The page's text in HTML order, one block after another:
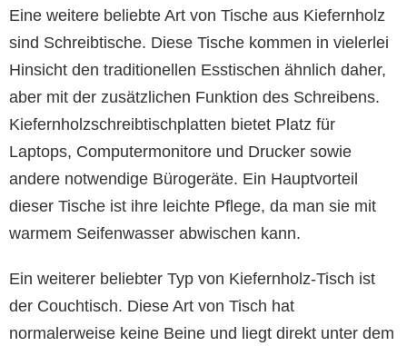
Eine weitere beliebte Art von Tische aus Kiefernholz
sind Schreibtische. Diese Tische kommen in vielerlei
Hinsicht den traditionellen Esstischen ähnlich daher,
aber mit der zusätzlichen Funktion des Schreibens.
Kiefernholzschreibtischplatten bietet Platz für
Laptops, Computermonitore und Drucker sowie
andere notwendige Bürogeräte. Ein Hauptvorteil
dieser Tische ist ihre leichte Pflege, da man sie mit
warmem Seifenwasser abwischen kann.
Ein weiterer beliebter Typ von Kiefernholz-Tisch ist
der Couchtisch. Diese Art von Tisch hat
normalerweise keine Beine und liegt direkt unter dem